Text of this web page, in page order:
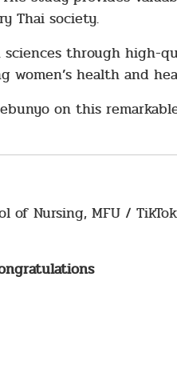
Thai society.
through high-
health and
on this
of Nursing, MFU /